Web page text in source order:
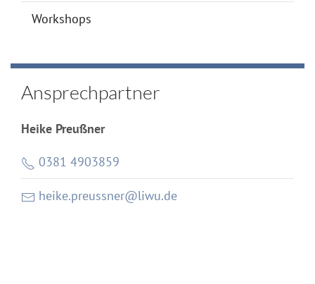
Workshops
Ansprechpartner
Heike Preußner
0381 4903859
heike.preussner@liwu.de